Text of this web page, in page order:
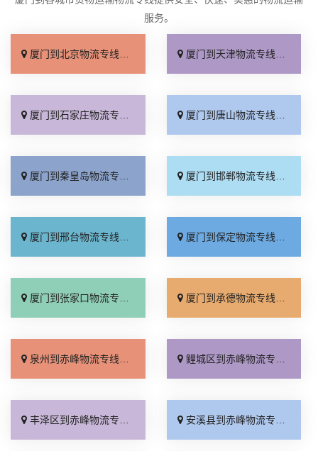
服务。
厦门到北京物流专线_上门取件「不随意加价」 厦门到天津物流专线_专线快运「直通专线」
厦门到石家庄物流专线_多久能到「诚信为先」 厦门到唐山物流专线_上门提货「准时准点」
厦门到秦皇岛物流专线_高速快运「整车配货」 厦门到邯郸物流专线_全境到达「无需中转」
厦门到邢台物流专线_需要几天「要多少钱」 厦门到保定物流专线_多少一吨「定点发车」
厦门到张家口物流专线_专线快运「运价查询」 厦门到承德物流专线_专线快运「零担配货」
泉州到赤峰物流专线_保证时效「不随意加价」 鲤城区到赤峰物流专线_限时必达「天天发车」
丰泽区到赤峰物流专线_专业调车「全程定位」 安溪县到赤峰物流专线_损坏理赔「计费标准」